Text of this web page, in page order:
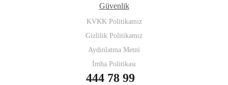
Güvenlik
KVKK Politikamız
Gizlilik Politikamız
Aydınlatma Metni
İmha Politikası
444 78 99